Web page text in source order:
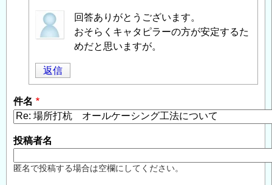
匿
名
稿
者
よ
る
「
Re:
場
所
回答ありがとうございます。
おそらくキャタピラーの方が安定するた
めだと思いますが。
返信
件名
投稿者名
匿名で投稿する場合は空欄にしてください。